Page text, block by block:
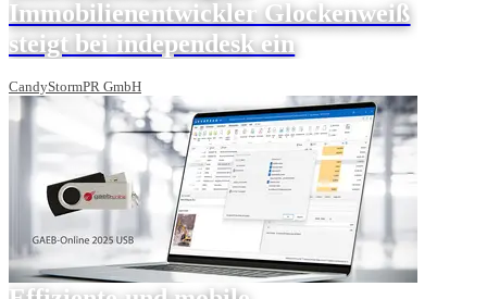
Immobilienentwickler Glockenweiß
steigt bei independesk ein
CandyStormPR GmbH